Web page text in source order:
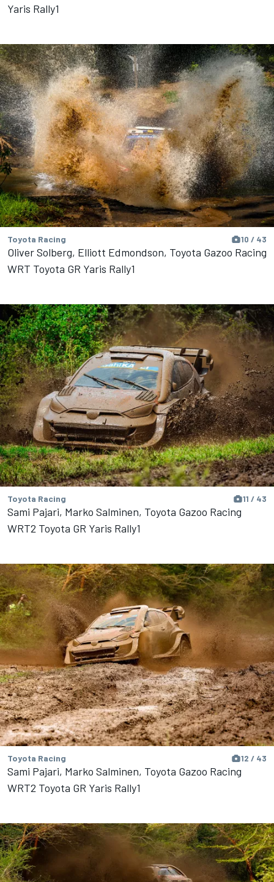
Yaris Rally1
Toyota Racing 10 / 43
Oliver Solberg, Elliott Edmondson, Toyota Gazoo Racing
WRT Toyota GR Yaris Rally1
Toyota Racing 11 / 43
Sami Pajari, Marko Salminen, Toyota Gazoo Racing
WRT2 Toyota GR Yaris Rally1
Toyota Racing 12 / 43
Sami Pajari, Marko Salminen, Toyota Gazoo Racing
WRT2 Toyota GR Yaris Rally1